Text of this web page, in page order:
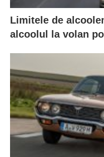
Limitele de
alcoolul la volan